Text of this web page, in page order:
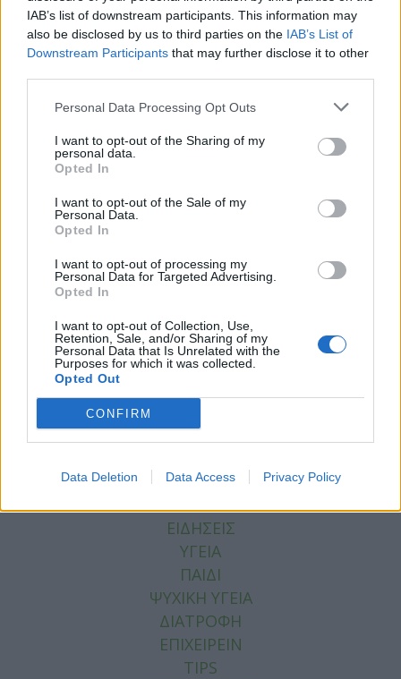
IAB’s list of downstream participants. This information may
also be disclosed by us to third parties on the IAB’s List of
Downstream Participants that may further disclose it to other
Personal Data Processing Opt Outs
I want to opt-out of the Sharing of my
personal data.
Opted In
I want to opt-out of the Sale of my
Personal Data.
Opted In
I want to opt-out of processing my
Personal Data for Targeted Advertising.
Opted In
I want to opt-out of Collection, Use,
Retention, Sale, and/or Sharing of my
Personal Data that Is Unrelated with the
Purposes for which it was collected.
Opted Out
CONFIRM
Data Deletion Data Access Privacy Policy
παχέος εντέρου σε παιδιά, έφηβους
και νέους
Facebook
Twitter
Tags:SELF TEST,ΕΙΡΗΝΗ ΑΓΑΠΗΔΑΚΗ
ΚΑΡΚΙΝΟΣ,ΚΑΡΚΙΝΟΣ ΤΟΥ ΠΑΧΕΟΣ ΕΝΤΕΡΟΥ
ΕΙΔΗΣΕΙΣ
ΥΓΕΙΑ
ΠΑΙΔΙ
ΨΥΧΙΚΗ ΥΓΕΙΑ
ΔΙΑΤΡΟΦΗ
ΕΠΙΧΕΙΡΕΙΝ
TIPS